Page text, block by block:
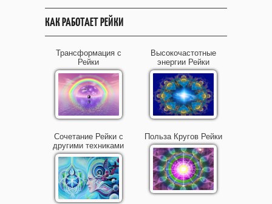
КАК РАБОТАЕТ РЕЙКИ
Трансформация с
Рейки
Высокочастотные
энергии Рейки
Сочетание Рейки с
другими техниками
Польза Кругов Рейки